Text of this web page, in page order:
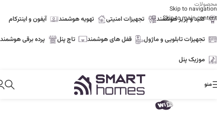
Skip to navigation
Skip to main content
محصولات
کلید و پریز هوشمند تجهیزات امنیتی تهویه هوشمند آیفون و اینترکام
تجهیزات تابلویی و ماژول قفل های هوشمند تاچ پنل پرده برقی هوشمند
موزیک پنل
منو